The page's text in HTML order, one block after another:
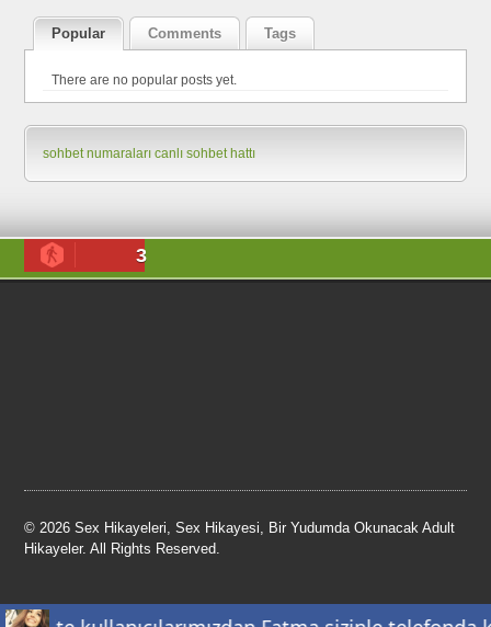
Popular Comments Tags
There are no popular posts yet.
sohbet numaraları canlı sohbet hattı
3
© 2026 Sex Hikayeleri, Sex Hikayesi, Bir Yudumda Okunacak Adult
Hikayeler. All Rights Reserved.
ClassiPress Theme- Powered byWordPress